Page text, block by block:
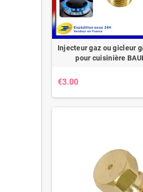
Injecteur gaz ou gicleur
pour cuisinière
€3.00